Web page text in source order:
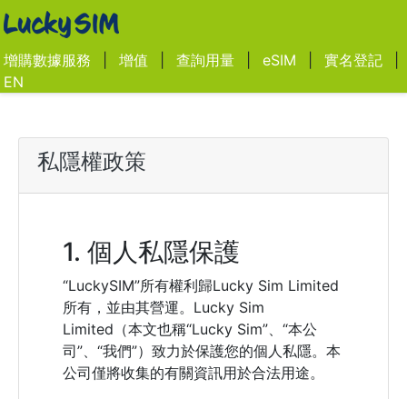
增購數據服務 增值 查詢用量 eSIM 實名登記
EN
私隱權政策
1. 個人私隱保護
“LuckySIM”所有權利歸Lucky Sim Limited
所有，並由其營運。Lucky Sim
Limited（本文也稱“Lucky Sim”、“本公
司”、“我們”）致力於保護您的個人私隱。本
公司僅將收集的有關資訊用於合法用途。